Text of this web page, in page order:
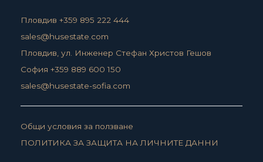
Пловдив +359 895 222 444
sales@husestate.com
Пловдив, ул. Инженер Стефан Христов Гешов
София +359 889 600 150
sales@husestate-sofia.com
Общи условия за ползване
ПОЛИТИКА ЗА ЗАЩИТА НА ЛИЧНИТЕ ДАННИ